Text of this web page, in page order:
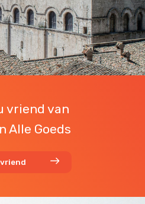
vriend van
Alle Goeds